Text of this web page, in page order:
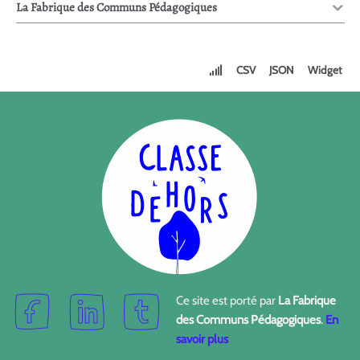
La Fabrique des Communs Pédagogiques
CSV JSON Widget
Ce site est porté par La Fabrique
des Communs Pédagogiques. En
savoir plus